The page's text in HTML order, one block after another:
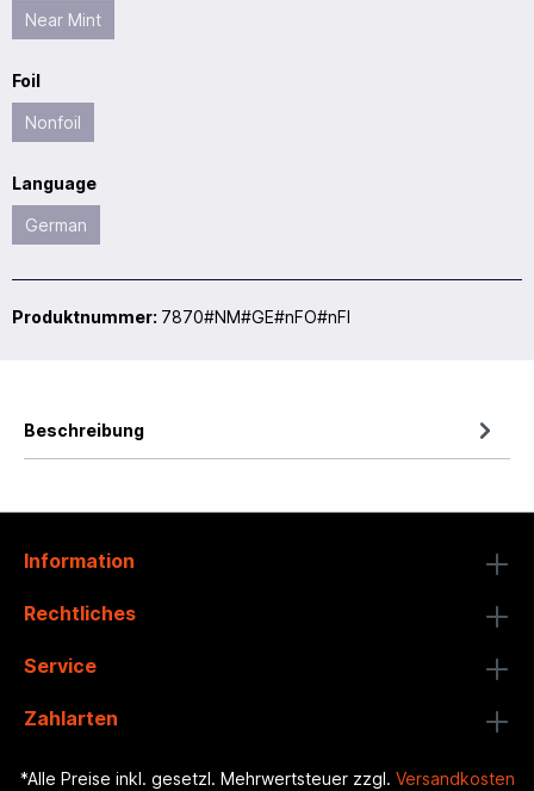
Near Mint
Foil
Nonfoil
Language
German
Produktnummer: 7870#NM#GE#nFO#nFI
Beschreibung
Information
Rechtliches
Service
Zahlarten
*Alle Preise inkl. gesetzl. Mehrwertsteuer zzgl. Versandkosten